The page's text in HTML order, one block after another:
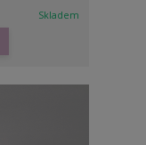
Skladem